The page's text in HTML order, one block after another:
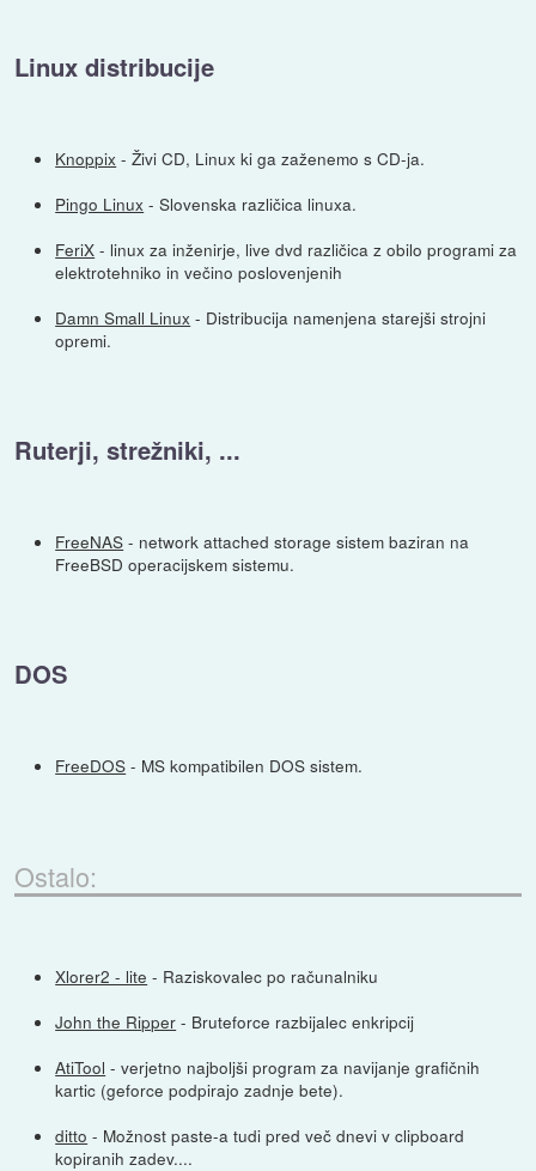
Linux distribucije
Knoppix - Živi CD, Linux ki ga zaženemo s CD-ja.
Pingo Linux - Slovenska različica linuxa.
FeriX - linux za inženirje, live dvd različica z obilo programi za
elektrotehniko in večino poslovenjenih
Damn Small Linux - Distribucija namenjena starejši strojni
opremi.
Ruterji, strežniki, ...
FreeNAS - network attached storage sistem baziran na
FreeBSD operacijskem sistemu.
DOS
FreeDOS - MS kompatibilen DOS sistem.
Ostalo:
Xlorer2 - lite - Raziskovalec po računalniku
John the Ripper - Bruteforce razbijalec enkripcij
AtiTool - verjetno najboljši program za navijanje grafičnih
kartic (geforce podpirajo zadnje bete).
ditto - Možnost paste-a tudi pred več dnevi v clipboard
kopiranih zadev....